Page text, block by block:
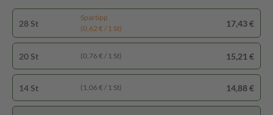
28 St
Spartipp
(0,62 € / 1 St)
17,43 €
20 St (0,76 € / 1 St) 15,21 €
14 St (1,06 € / 1 St) 14,88 €